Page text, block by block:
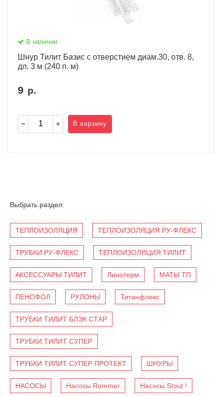
В наличии
Шнур Тилит Базис c отверстием диам.30, отв. 8,
дл. 3 м (240 п. м)
9 р.
В корзину
Выбрать раздел:
ТЕПЛОИЗОЛЯЦИЯ ТЕПЛОИЗОЛЯЦИЯ РУ-ФЛЕКС
ТРУБКИ РУ-ФЛЕКС ТЕПЛОИЗОЛЯЦИЯ ТИЛИТ
АКСЕССУАРЫ ТИЛИТ Линотерм МАТЫ ТП
ПЕНОФОЛ РУЛОНЫ Титанфлекс
ТРУБКИ ТИЛИТ БЛЭК СТАР
ТРУБКИ ТИЛИТ СУПЕР
ТРУБКИ ТИЛИТ СУПЕР ПРОТЕКТ ШНУРЫ
НАСОСЫ Насосы Rommer Насосы Stout !